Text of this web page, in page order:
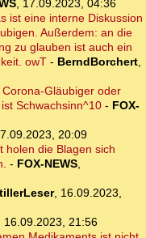
17.09.2023, 04:36
ist eine interne Diskussion
Außerdem: an die
zu glauben ist auch ein
owT - BerndBorchert
Gläubiger oder
Schwachsinn^10 - FOX-
20:09
holen die Blagen sich
- FOX-NEWS
, 16.09.2023,
16.09.2023, 21:56